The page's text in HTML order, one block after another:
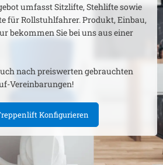
umfasst Sitzlifte, Stehlifte sowie
für Rollstuhlfahrer. Produkt, Einbau,
bekommen Sie bei uns aus einer
nach preiswerten gebrauchten
Vereinbarungen!
Konfigurieren